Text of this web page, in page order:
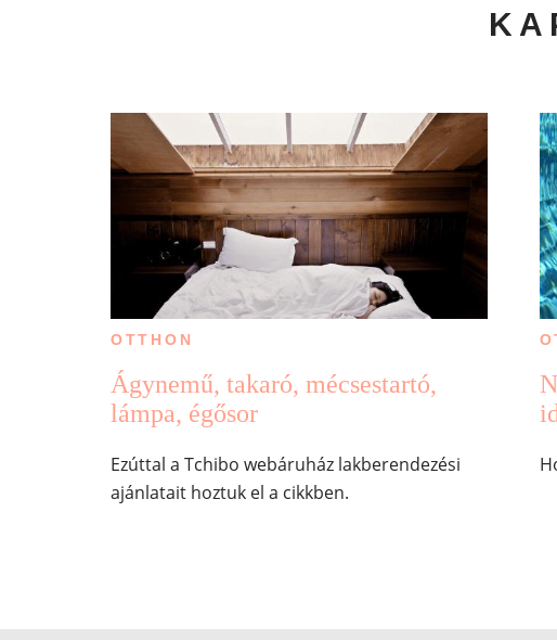
OTTHON
Ágynemű, takaró, mécsestartó,
lámpa, égősor
Ezúttal a Tchibo webáruház lakberendezési
ajánlatait hoztuk el a cikkben.